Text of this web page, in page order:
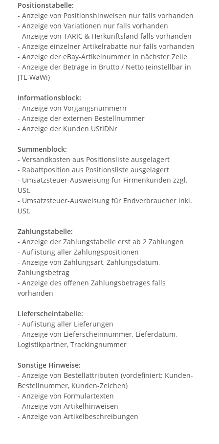
Positionstabelle:
- Anzeige von Positionshinweisen nur falls vorhanden
- Anzeige von Variationen nur falls vorhanden
- Anzeige von TARIC & Herkunftsland falls vorhanden
- Anzeige einzelner Artikelrabatte nur falls vorhanden
- Anzeige der eBay-Artikelnummer in nächster Zeile
- Anzeige der Beträge in Brutto / Netto (einstellbar in
JTL-WaWi)
Informationsblock:
- Anzeige von Vorgangsnummern
- Anzeige der externen Bestellnummer
- Anzeige der Kunden UStIDNr
Summenblock:
- Versandkosten aus Positionsliste ausgelagert
- Rabattposition aus Positionsliste ausgelagert
- Umsatzsteuer-Ausweisung für Firmenkunden zzgl.
USt.
- Umsatzsteuer-Ausweisung für Endverbraucher inkl.
USt.
Zahlungstabelle:
- Anzeige der Zahlungstabelle erst ab 2 Zahlungen
- Auflistung aller Zahlungspositionen
- Anzeige von Zahlungsart, Zahlungsdatum,
Zahlungsbetrag
- Anzeige des offenen Zahlungsbetrages falls
vorhanden
Lieferscheintabelle:
- Auflistung aller Lieferungen
- Anzeige von Lieferscheinnummer, Lieferdatum,
Logistikpartner, Trackingnummer
Sonstige Hinweise:
- Anzeige von Bestellattributen (vordefiniert: Kunden-
Bestellnummer, Kunden-Zeichen)
- Anzeige von Formulartexten
- Anzeige von Artikelhinweisen
- Anzeige von Artikelbeschreibungen